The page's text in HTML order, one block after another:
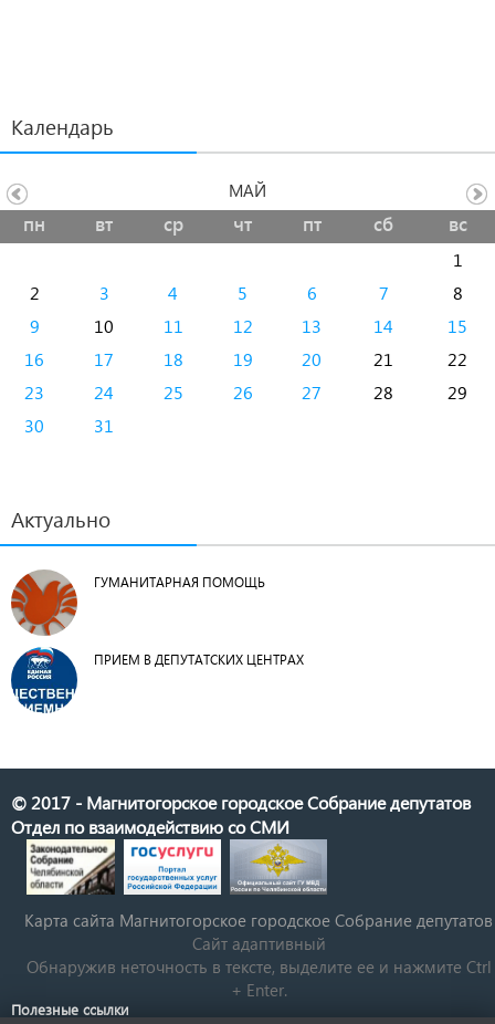
Календарь
пн вт ср чт пт сб вс
1
2
3 4 5 6 7
8
9
10 11 12 13 14
15
16
17 18 19 20 21
22
23
24 25 26 27 28
29
30
31
МАЙ
Актуально
ГУМАНИТАРНАЯ ПОМОЩЬ
ПРИЕМ В ДЕПУТАТСКИХ ЦЕНТРАХ
© 2017 - Магнитогорское городское Собрание депутатов
Отдел по взаимодействию со СМИ
Карта сайта Магнитогорское городское Cобрание депутатов
Сайт адаптивный
Обнаружив неточность в тексте, выделите ее и нажмите Ctrl
+ Enter.
Полезные ссылки